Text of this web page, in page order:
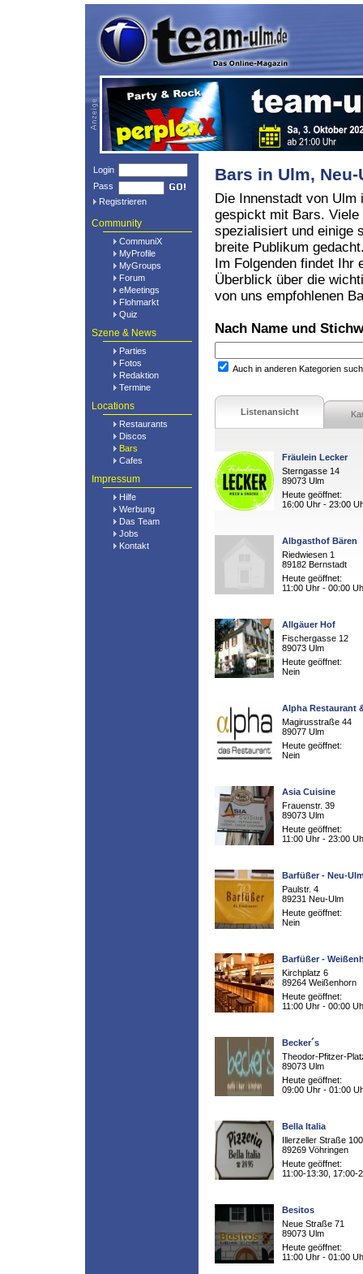
Login
Pass
Registrieren
Community
CommuniX
MyProfile
MyGroups
Forum
eMeetings
Flohmarkt
Quiz
Szene & News
Parties
Fotos
Redaktion
Termine
Locations
Restaurants
Discos
Bars
Cafes
Impressum
Hilfe
Werbung
Das Team
Jobs
Kontakt
Bars in Ulm,
Die Innenstadt von Ulm
gespickt mit Bars. Viele
spezialisiert und einige
breite Publikum
Im Folgenden findet Ihr
Überblick über die
von uns empfohlenen
Nach Name und
Auch in anderen Kategorien
Listenansicht
Fräulein Lecker
Sterngasse 14
89073 Ulm
Heute geöffnet:
16:00 Uhr - 23:00
Albgasthof Bären
Riedwiesen 1
89182 Bernstadt
Heute geöffnet:
11:00 Uhr - 00:00
Allgäuer Hof
Fischergasse 12
89073 Ulm
Heute geöffnet:
Nein
Alpha Restaurant
Magirusstraße 44
89077 Ulm
Heute geöffnet:
Nein
Asia Cuisine
Frauenstr. 39
89073 Ulm
Heute geöffnet:
11:00 Uhr - 23:00
Barfüßer - Neu-
Paulstr. 4
89231 Neu-Ulm
Heute geöffnet:
Nein
Barfüßer -
Kirchplatz 6
89264 Weißenhorn
Heute geöffnet:
11:00 Uhr - 00:00
Becker´s
Theodor-Pfitzer-
89073 Ulm
Heute geöffnet:
09:00 Uhr - 01:00
Bella Italia
Illerzeller Straße 100
89269 Vöhringen
Heute geöffnet:
11:00-13:30, 17:00-
Besitos
Neue Straße 71
89073 Ulm
Heute geöffnet:
11:00 Uhr - 01:00